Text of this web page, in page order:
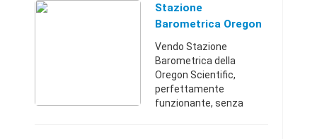
scatola originale e
manuale d'istruzione.
Stazione
Barometrica Oregon
Scientific - Torino
(Torino)
Vendo Stazione
Barometrica della
Oregon Scientific,
perfettamente
funzionante, senza